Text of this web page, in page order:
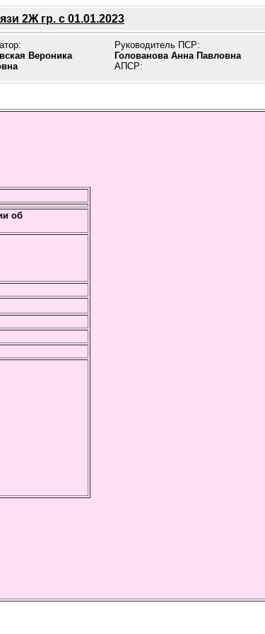
2Ж гр. с 01.01.2023
Вероника
Руководитель ПСР:
Голованова Анна Павловна
АПСР:
об